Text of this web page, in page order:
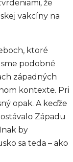
že
vakcíny na
ktoré
podobné
západných
kontexte. Pri
opak. A keďže
Západu
by
sa teda – ako